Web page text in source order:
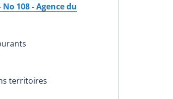
108 - Agence du
territoires